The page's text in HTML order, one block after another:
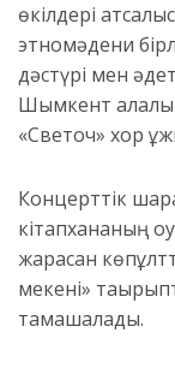
өкілдері
этномәдени
дәстүрі мен
Шымкент
«Светоч» хор
Концерттік
кітапхананың
жарасқан
мекені»
тамашалады.